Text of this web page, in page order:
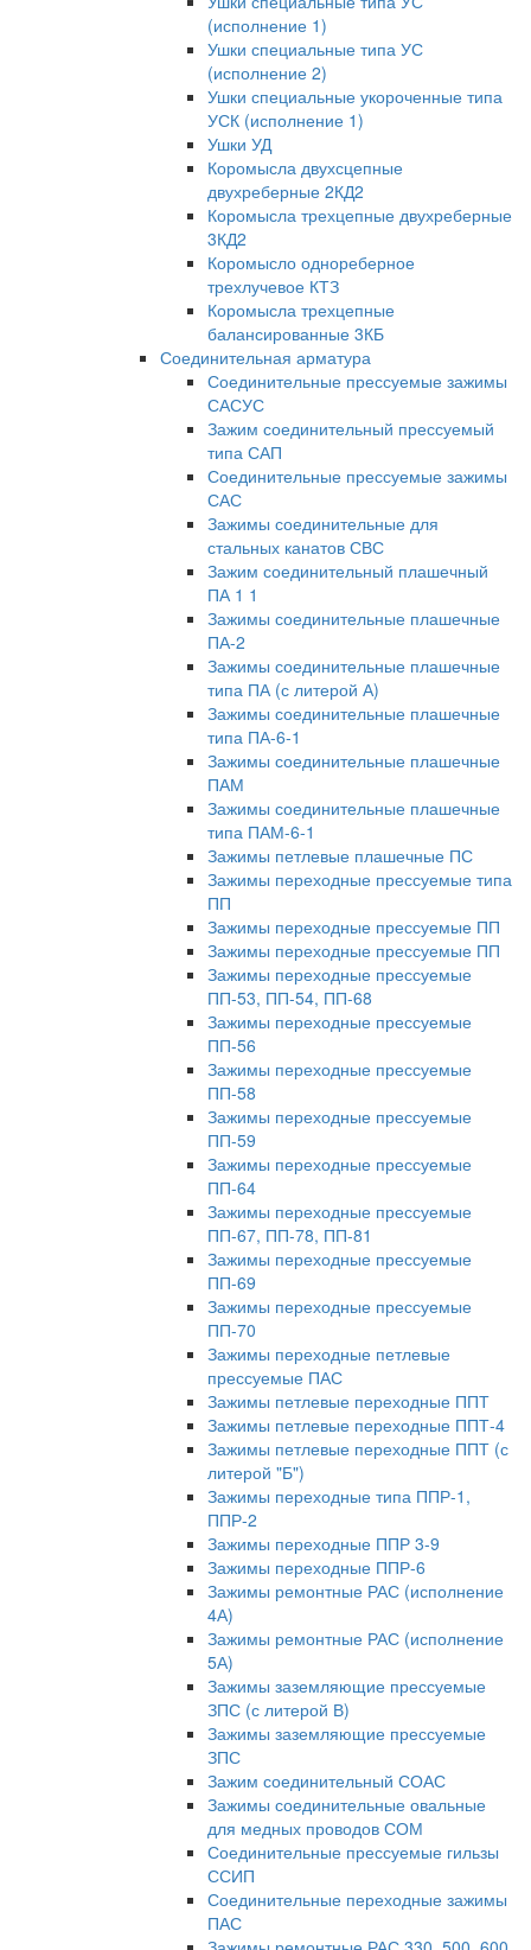
(исполнение 1)
Ушки специальные типа УС
(исполнение 2)
Ушки специальные укороченные типа
УСК (исполнение 1)
Ушки УД
Коромысла двухсцепные
двухреберные 2КД2
Коромысла трехцепные двухреберные
3КД2
Коромысло однореберное
трехлучевое КТЗ
Коромысла трехцепные
балансированные 3КБ
Соединительная арматура
Соединительные прессуемые зажимы
САСУС
Зажим соединительный прессуемый
типа САП
Соединительные прессуемые зажимы
САС
Зажимы соединительные для
стальных канатов СВС
Зажим соединительный плашечный
ПА 1 1
Зажимы соединительные плашечные
ПА-2
Зажимы соединительные плашечные
типа ПА (с литерой А)
Зажимы соединительные плашечные
типа ПА-6-1
Зажимы соединительные плашечные
ПАМ
Зажимы соединительные плашечные
типа ПАМ-6-1
Зажимы петлевые плашечные ПС
Зажимы переходные прессуемые типа
ПП
Зажимы переходные прессуемые ПП
Зажимы переходные прессуемые ПП
Зажимы переходные прессуемые
ПП-53, ПП-54, ПП-68
Зажимы переходные прессуемые
ПП-56
Зажимы переходные прессуемые
ПП-58
Зажимы переходные прессуемые
ПП-59
Зажимы переходные прессуемые
ПП-64
Зажимы переходные прессуемые
ПП-67, ПП-78, ПП-81
Зажимы переходные прессуемые
ПП-69
Зажимы переходные прессуемые
ПП-70
Зажимы переходные петлевые
прессуемые ПАС
Зажимы петлевые переходные ППТ
Зажимы петлевые переходные ППТ-4
Зажимы петлевые переходные ППТ (с
литерой "Б")
Зажимы переходные типа ППР-1,
ППР-2
Зажимы переходные ППР 3-9
Зажимы переходные ППР-6
Зажимы ремонтные РАС (исполнение
4А)
Зажимы ремонтные РАС (исполнение
5А)
Зажимы заземляющие прессуемые
ЗПС (с литерой В)
Зажимы заземляющие прессуемые
ЗПС
Зажим соединительный СОАС
Зажимы соединительные овальные
для медных проводов СОМ
Соединительные прессуемые гильзы
ССИП
Соединительные переходные зажимы
ПАС